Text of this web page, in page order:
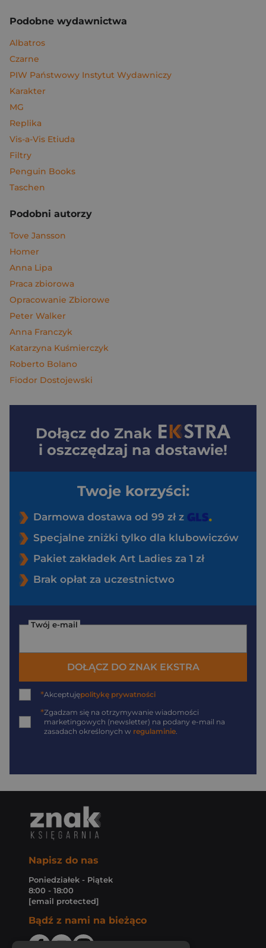
Podobne wydawnictwa
Albatros
Czarne
PIW Państwowy Instytut Wydawniczy
Karakter
MG
Replika
Vis-a-Vis Etiuda
Filtry
Penguin Books
Taschen
Podobni autorzy
Tove Jansson
Homer
Anna Lipa
Praca zbiorowa
Opracowanie Zbiorowe
Peter Walker
Anna Franczyk
Katarzyna Kuśmierczyk
Roberto Bolano
Fiodor Dostojewski
Dołącz do Znak
i oszczędzaj na dostawie!
Twoje korzyści:
Darmowa dostawa od 99 zł z
Specjalne zniżki tylko dla klubowiczów
Pakiet zakładek Art Ladies za 1 zł
Brak opłat za uczestnictwo
Twój e-mail
DOŁĄCZ DO ZNAK EKSTRA
*Akceptujępolitykę prywatności
*Zgadzam się na otrzymywanie wiadomości
marketingowych (newsletter) na podany e-mail na
zasadach określonych w regulaminie.
Napisz do nas
Poniedziałek - Piątek
8:00 - 18:00
[email protected]
Bądź z nami na bieżąco